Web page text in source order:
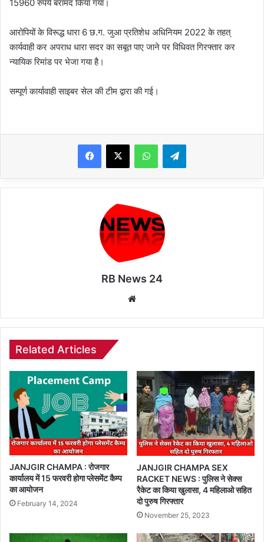
15960 रुपये बरामद किया गया।
आरोपियों के विरूद्ध धारा 6 छ.ग. जुआ प्रतिशेध अधिनियम 2022 के तहत्
कार्यवाही कर अपराध धारा सदर का सबूत पाए जाने पर विधिवत गिरफ्तार कर
न्यायिक रिमांड पर भेजा गया है।
सम्पूर्ण कार्यावाही साइबर सेल की टीम द्वारा की गई।
WhatsAppTelegram
RB News 24
Related Articles
JANJGIR CHAMPA : रोजगार
कार्यालय में 15 फरवरी होगा प्लेसमेंट कैम्प
का आयोजन
February 14, 2024
JANJGIR CHAMPA SEX
RACKET NEWS : पुलिस ने सेक्स
रैकेट का किया खुलासा, 4 महिलाओ सहित
दो पुरुष गिरफ्तार
November 25, 2023